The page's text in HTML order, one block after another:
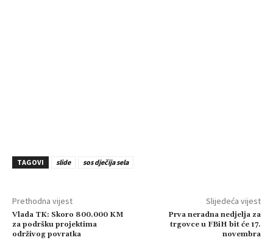
TAGOVI slide sos dječija sela
Prethodna vijest
Vlada TK: Skoro 800.000 KM
za podršku projektima
održivog povratka
Slijedeća vijest
Prva neradna nedjelja za
trgovce u FBiH bit će 17.
novembra